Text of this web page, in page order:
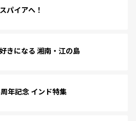
パイアへ！
きになる 湘南・江の島
年記念 インド特集